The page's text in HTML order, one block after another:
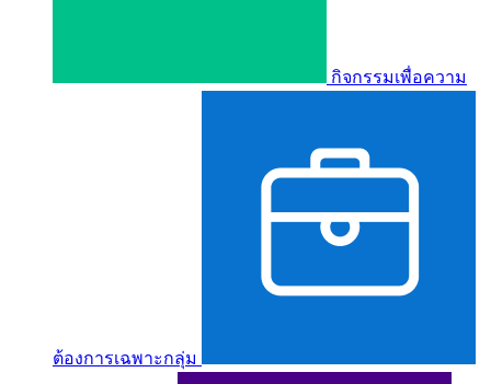
กิจกรรมเพื่อความ
ต้องการเฉพาะกลุ่ม